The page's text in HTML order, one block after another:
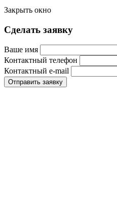
Закрыть окно
Сделать заявку
Ваше имя
Контактный телефон
Контактный e-mail